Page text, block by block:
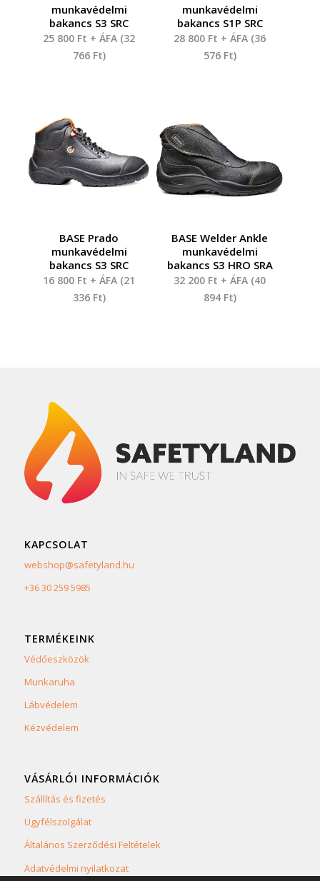
munkavédelmi
bakancs S3 SRC
25 800 Ft + ÁFA (32
766 Ft)
munkavédelmi
bakancs S1P SRC
28 800 Ft + ÁFA (36
576 Ft)
BASE Prado
munkavédelmi
bakancs S3 SRC
16 800 Ft + ÁFA (21
336 Ft)
BASE Welder Ankle
munkavédelmi
bakancs S3 HRO SRA
32 200 Ft + ÁFA (40
894 Ft)
KAPCSOLAT
webshop@safetyland.hu
+36 30 259 5985
TERMÉKEINK
Védőeszközök
Munkaruha
Lábvédelem
Kézvédelem
VÁSÁRLÓI INFORMÁCIÓK
Szállítás és fizetés
Ügyfélszolgálat
Általános Szerződési Feltételek
Adatvédelmi nyilatkozat